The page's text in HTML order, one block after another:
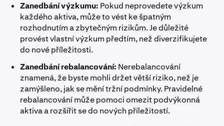
Zanedbání výzkumu: Pokud neprovedete výzkum
každého aktiva, může to vést ke špatným
rozhodnutím a zbytečným rizikům. Je důležité
provést vlastní výzkum předtím, než diverzifikujete
do nové příležitosti.
Zanedbání rebalancování: Nerebalancování
znamená, že byste mohli držet větší riziko, než je
zamýšleno, jak se mění tržní podmínky. Pravidelné
rebalancování může pomoci omezit podvýkonná
aktiva a rozšířit se do nových příležitostí.